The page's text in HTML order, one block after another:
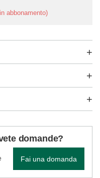
abbonamento)
domande?
Fai una domanda